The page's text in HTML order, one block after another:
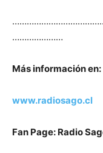
…………………
Más información en:
www.radiosago.cl
Fan Page: Radio